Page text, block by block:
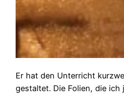
Er hat den Unterricht
gestaltet. Die Folien, die ich